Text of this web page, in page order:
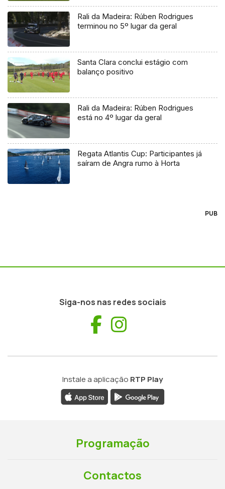
Rali da Madeira: Rúben Rodrigues
terminou no 5º lugar da geral
Santa Clara conclui estágio com
balanço positivo
Rali da Madeira: Rúben Rodrigues
está no 4º lugar da geral
Regata Atlantis Cup: Participantes já
saíram de Angra rumo à Horta
PUB
Siga-nos nas redes sociais
Facebook
Instale a aplicação RTP Play
Programação
Contactos